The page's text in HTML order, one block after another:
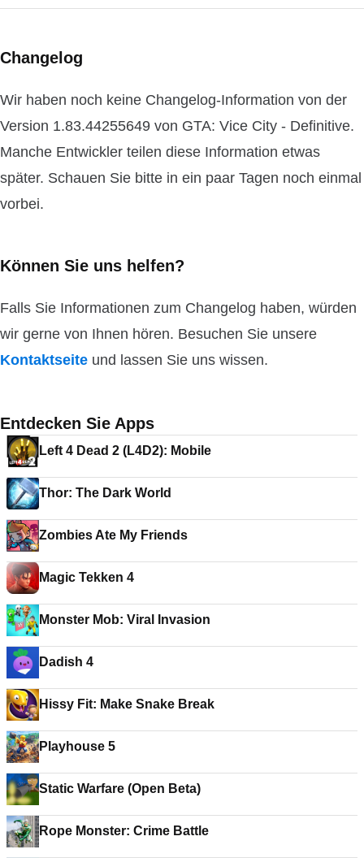
Changelog
Wir haben noch keine Changelog-Information von der
Version 1.83.44255649 von GTA: Vice City - Definitive.
Manche Entwickler teilen diese Information etwas
später. Schauen Sie bitte in ein paar Tagen noch einmal
vorbei.
Können Sie uns helfen?
Falls Sie Informationen zum Changelog haben, würden
wir gerne von Ihnen hören. Besuchen Sie unsere
Kontaktseite und lassen Sie uns wissen.
Entdecken Sie Apps
Left 4 Dead 2 (L4D2): Mobile
Thor: The Dark World
Zombies Ate My Friends
Magic Tekken 4
Monster Mob: Viral Invasion
Dadish 4
Hissy Fit: Make Snake Break
Playhouse 5
Static Warfare (Open Beta)
Rope Monster: Crime Battle